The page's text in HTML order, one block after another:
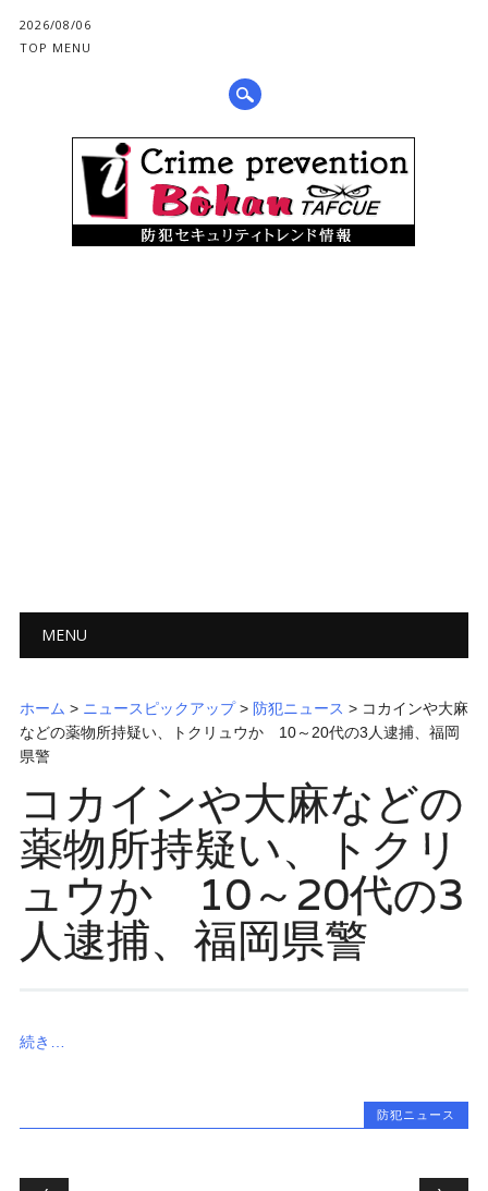
2026/08/06
TOP MENU
メインメニュー
ツ
へ
ス
キ
ッ
プ
MENU
ホーム > ニュースピックアップ> 防犯ニュース > コカインや大麻
などの薬物所持疑い、トクリュウか 10～20代の3人逮捕、福岡
県警
コカインや大麻などの
薬物所持疑い、トクリ
ュウか 10～20代の3
人逮捕、福岡県警
続き…
防犯ニュース